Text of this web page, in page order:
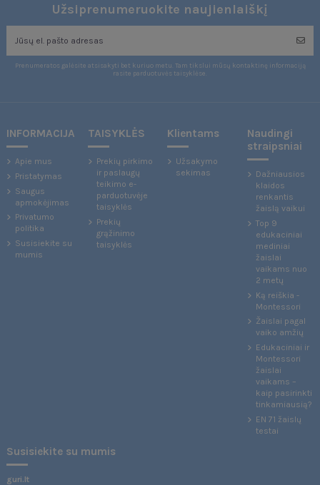
Užsiprenumeruokite naujienlaiškį
Prenumeratos galėsite atsisakyti bet kuriuo metu. Tam tikslui mūsų kontaktinę informaciją
rasite parduotuvės taisyklėse.
INFORMACIJA
Apie mus
Pristatymas
Saugus
apmokėjimas
Privatumo
politika
Susisiekite su
mumis
TAISYKLĖS
Prekių pirkimo
ir paslaugų
teikimo e-
parduotuvėje
taisyklės
Prekių
grąžinimo
taisyklės
Klientams
Užsakymo
sekimas
Naudingi
straipsniai
Dažniausios
klaidos
renkantis
žaislą vaikui
Top 9
edukaciniai
mediniai
žaislai
vaikams nuo
2 metų
Ką reiškia -
Montessori
Žaislai pagal
vaiko amžių
Edukaciniai ir
Montessori
žaislai
vaikams –
kaip pasirinkti
tinkamiausią?
EN 71 žaislų
testai
Susisiekite su mumis
guri.lt